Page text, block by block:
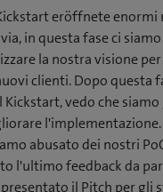
eröffnete enormi
in questa fase ci
la nostra visione
clienti. Dopo questa
Kickstart, vedo che
l'implementazione.
abusato dei nostri
l'ultimo feedback da
il Pitch per gli